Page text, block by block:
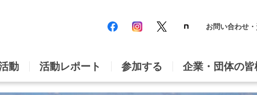
動 活動レポート 参加する 企業・団体の皆
お問い合わせ